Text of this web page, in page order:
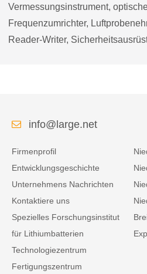
Vermessungsinstrument,
Frequenzumrichter,
Reader-Writer,
info@large.net
Firmenprofil
Entwicklungsgeschichte
Unternehmens Nachrichten
Kontaktiere uns
Spezielles Forschungsinstitut
für Lithiumbatterien
Technologiezentrum
Fertigungszentrum